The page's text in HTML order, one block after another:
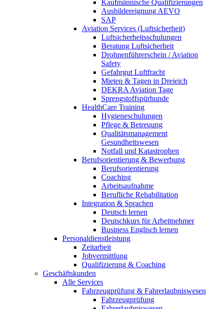
Kaufmännische Qualifizierungen
Ausbildereignung AEVO
SAP
Aviation Services (Luftsicherheit)
Luftsicherheitsschulungen
Beratung Luftsicherheit
Drohnenführerschein / Aviation
Safety
Gefahrgut Luftfracht
Mieten & Tagen in Dreieich
DEKRA Aviation Tage
Sprengstoffspürhunde
HealthCare Training
Hygieneschulungen
Pflege & Betreuung
Qualitätsmanagement
Gesundheitswesen
Notfall und Katastrophen
Berufsorientierung & Bewerbung
Berufsorientierung
Coaching
Arbeitsaufnahme
Berufliche Rehabilitation
Integration & Sprachen
Deutsch lernen
Deutschkurs für Arbeitnehmer
Business Englisch lernen
Personaldienstleistung
Zeitarbeit
Jobvermittlung
Qualifizierung & Coaching
Geschäftskunden
Alle Services
Fahrzeugprüfung & Fahrerlaubniswesen
Fahrzeugprüfung